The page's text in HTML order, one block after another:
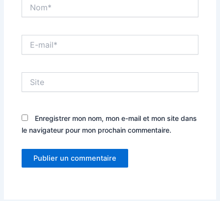
mail*
Enregistrer mon nom, mon e-mail et mon site dans
le navigateur pour mon prochain commentaire.